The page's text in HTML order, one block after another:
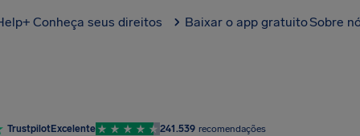
Conheça seus direitos Baixar o app gratuitoSobre
TrustpilotExcelente 241.539 recomendações